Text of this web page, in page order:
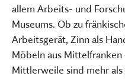
allem Arbeits- und
Museums. Ob zu
Arbeitsgerät, Zinn als
Möbeln aus
Mittlerweile sind mehr als